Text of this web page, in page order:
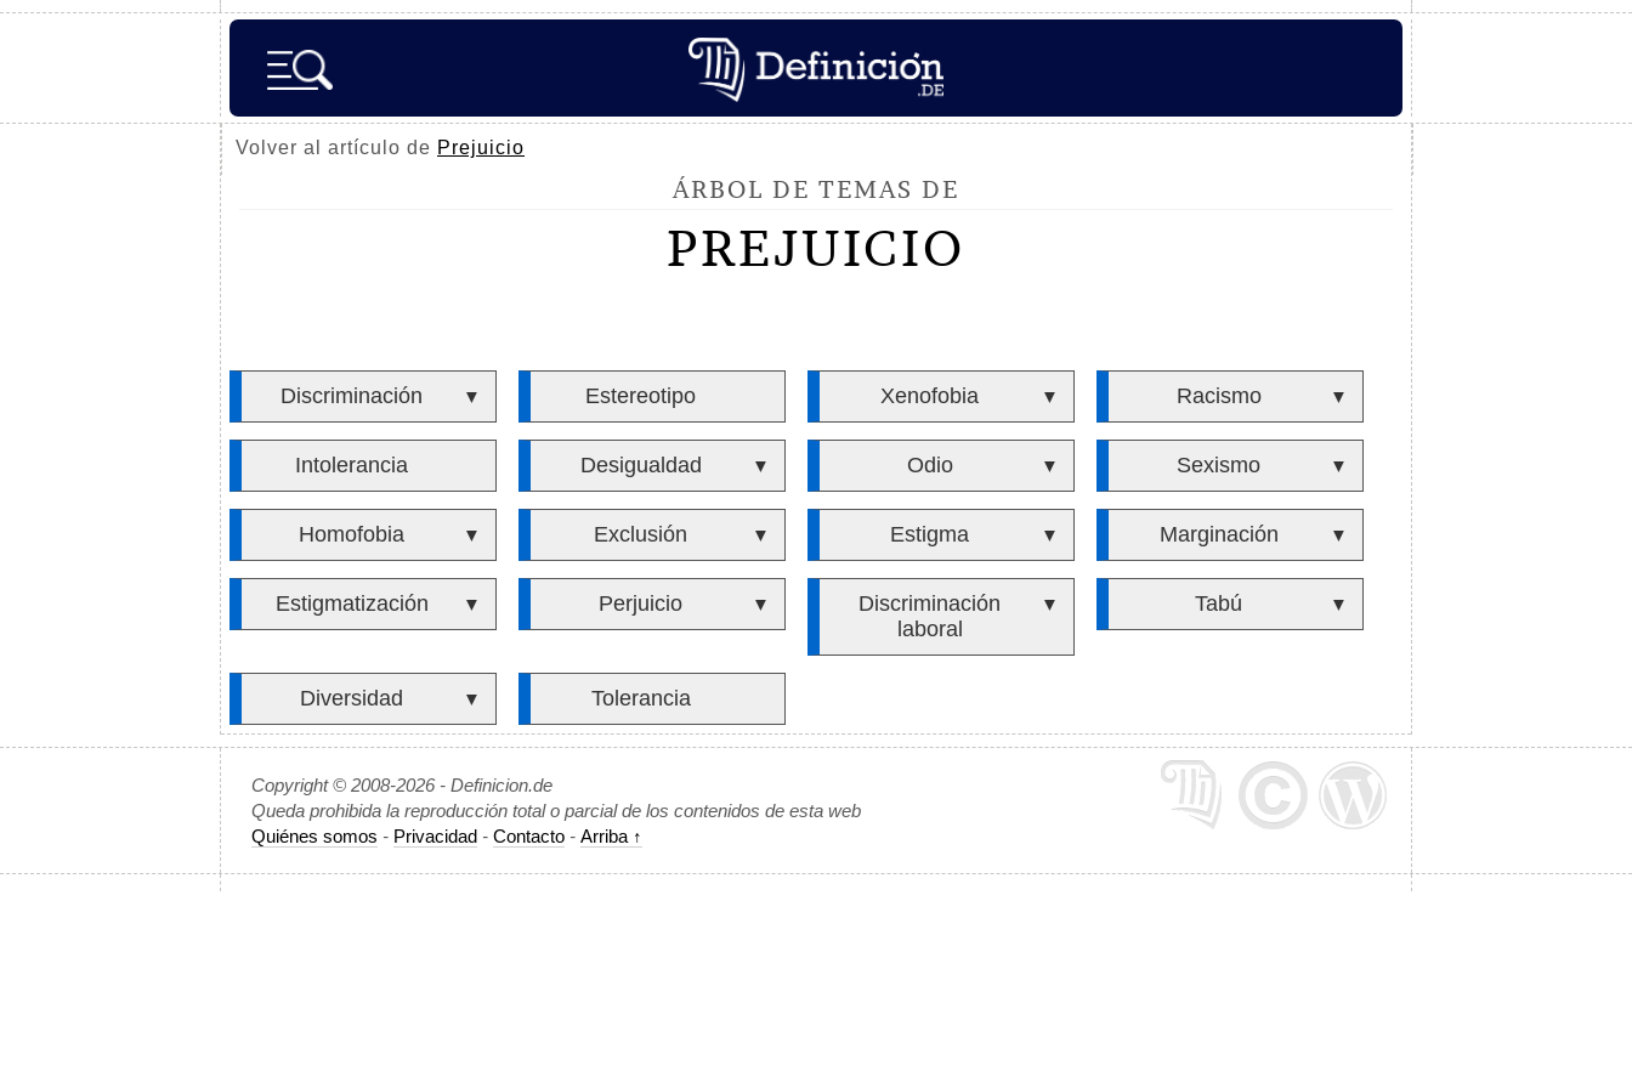
Volver al artículo de Prejuicio
ÁRBOL DE TEMAS DE
PREJUICIO
Discriminación ▼ Estereotipo Xenofobia ▼ Racismo ▼
Intolerancia Desigualdad ▼ Odio ▼ Sexismo ▼
Homofobia ▼ Exclusión ▼ Estigma ▼ Marginación ▼
Estigmatización ▼ Perjuicio ▼
Discriminación
laboral
▼ Tabú ▼
Diversidad ▼ Tolerancia
Copyright © 2008-2026 - Definicion.de
Queda prohibida la reproducción total o parcial de los contenidos de esta web
Quiénes somos - Privacidad - Contacto - Arriba ↑